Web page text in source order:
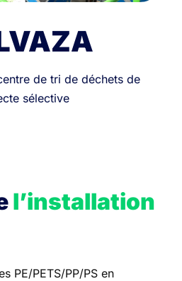
de tri de déchets de
sélective
l’installation
PE/PETS/PP/PS en